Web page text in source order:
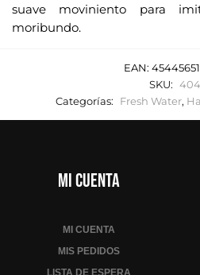
suave moviniento para
moribundo.
EAN:
SKU:
Categorías:
Fresh Water,
Mi cuenta
MI CUENTA
MIS PEDIDOS
LISTA DE ESPERA